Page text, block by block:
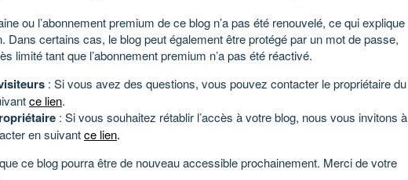
ou l’abonnement premium de ce blog n’a pas été renouvelé, ce qui explique
Dans certains cas, le blog peut également être protégé par un mot de passe,
limité tant que l’abonnement premium n’a pas été réactivé.
: Si vous avez des questions, vous pouvez contacter le propriétaire du
ce lien.
: Si vous souhaitez rétablir l’accès à votre blog, nous vous invitons à
en suivantce lien.
ce blog pourra être de nouveau accessible prochainement. Merci de votre